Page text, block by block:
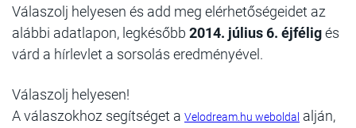
Válaszolj helyesen és add meg elérhetőségeidet az
alábbi adatlapon, legkésőbb 2014. július 6. éjféligés
várd a hírlevlet a sorsolás eredményével.
Válaszolj helyesen!
A válaszokhoz segítséget a Velodream.hu weboldal alján,